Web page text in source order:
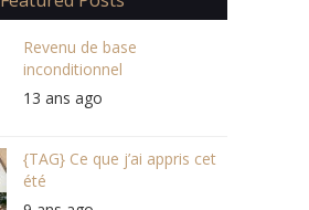
Revenu de base
inconditionnel
13 ans ago
{TAG} Ce que j’ai appris cet
été